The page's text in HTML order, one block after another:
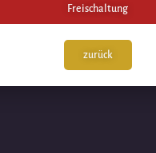
Freischaltung
zurück